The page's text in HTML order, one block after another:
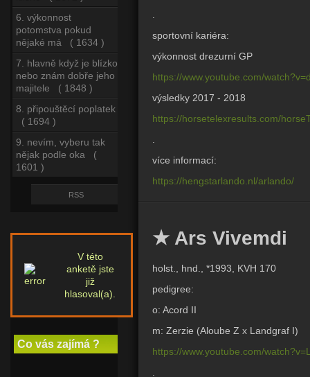
6. výkonnost
potomstva pokud
nějaké má ( 1634 )
7. hlavně když je blízko
nebo znám dobře jeho
majitele ( 1848 )
8. připouštěcí poplatek
( 1694 )
9. nevím, vyberu tak
nějak podle oka (
1601 )
RSS
V této
anketě jste
již
hlasoval(a).
Co vás zajímá ?
sportovní kariéra:
výkonnost drezurní GP
https://www.youtube.com/
výsledky 2017 - 2018
https://horsetelexresults.com/
více informací:
https://hengstarlando.nl/arlando/
★ Ars Vivemdi
holst., hnd., *1993, KVH 170
pedigree:
o: Acord II
m: Zerzie (Aloube Z x Landgraf I)
https://www.youtube.com/